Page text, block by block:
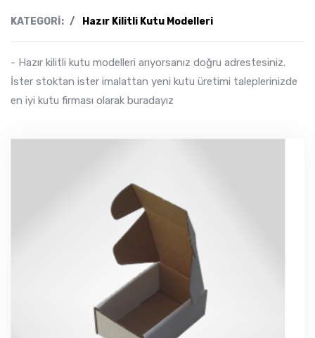
KATEGORİ: Hazır Kilitli Kutu Modelleri
- Hazır kilitli kutu modelleri arıyorsanız doğru adrestesiniz.
İster stoktan ister imalattan yeni kutu üretimi taleplerinizde
en iyi kutu firması olarak buradayız